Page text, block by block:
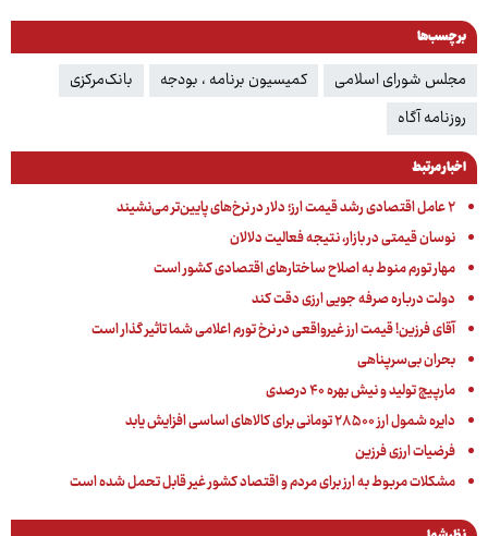
برچسب‌ها
مجلس شورای اسلامی کمیسیون برنامه ، بودجه
بانک‌مرکزی
روزنامه آگاه
اخبار مرتبط
۲ عامل اقتصادی رشد قیمت ارز؛ دلار در نرخ‌های پایین‌تر می‌نشیند
نوسان قیمتی در بازار، نتیجه فعالیت دلالان
مهار تورم منوط به اصلاح ساختارهای اقتصادی کشور است
دولت درباره صرفه جویی ارزی دقت کند
آقای فرزین! قیمت ارز غیرواقعی در نرخ تورم اعلامی شما تاثیر گذار است
بحران بی‌سرپناهی
مارپیچ تولید و نیش بهره ۴۰ درصدی
دایره شمول ارز ۲۸۵۰۰ تومانی برای کالاهای اساسی افزایش یابد
فرضیات ارزی فرزین
مشکلات مربوط به ارز برای مردم و اقتصاد کشور غیر قابل تحمل شده است